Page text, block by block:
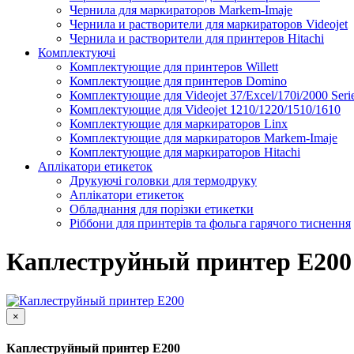
Каплеструйный принтер CodPad S200 Plus для
Чернила для маркираторов Markem-Imaje
Чернила и растворители для маркираторов Videojet
Чернила и растворители для принтеров Hitachi
Комплектуючі
Комплектующие для принтеров Willett
Комплектующие для принтеров Domino
Комплектующие для Videojet 37/Excel/170i/2000
Комплектующие для Videojet 1210/1220/1510/1610
Комплектующие для маркираторов Linx
Комплектующие для маркираторов Markem-Imaje
Комплектующие для маркираторов Hitachi
Аплікатори етикеток
Друкуючі головки для термодруку
Аплікатори етикеток
Обладнання для порізки етикетки
Ріббони для принтерів та фольга гарячого тиснення
Каплеструйный принтер E200
×
Каплеструйный принтер E200